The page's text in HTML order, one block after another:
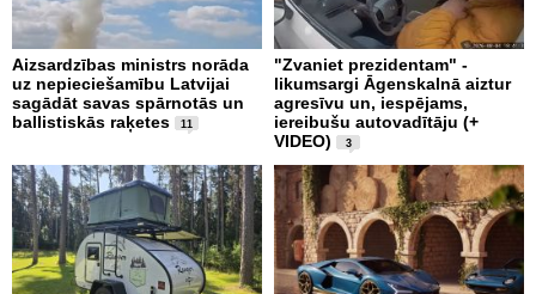
Aizsardzības ministrs norāda
uz nepieciešamību Latvijai
sagādāt savas spārnotās un
ballistiskās raķetes
11
"Zvaniet prezidentam" -
likumsargi Āgenskalnā aiztur
agresīvu un, iespējams,
iereibušu autovadītāju (+
VIDEO)
3